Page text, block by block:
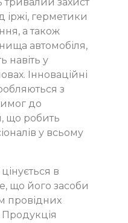
іржі, герметики
а також
автомобіля,
навіть у
Інноваційні
з
до
що робить
у всьому
в
що його засоби
провідних
Продукція